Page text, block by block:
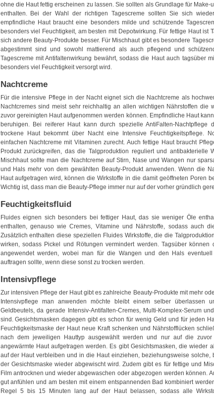
ohne die Haut fettig erscheinen zu lassen. Sie sollten als Grundlage für
enthalten. Bei der Wahl der richtigen Tagescreme sollten Sie sich
empfindliche Haut braucht eine besonders milde und schützende
besonders viel Feuchtigkeit, am besten mit Depotwirkung. Für fettige Haut ist
sich andere Beauty-Produkte besser. Für Mischhaut gibt es besondere
abgestimmt sind und sowohl mattierend als auch pflegend und
Tagescreme mit Antifaltenwirkung bewährt, sodass die Haut auch tagsüber
besonders viel Feuchtigkeit versorgt wird.
Nachtcreme
Für die intensive Pflege in der Nacht eignet sich die Nachtcreme als
Nachtcremes sind meist sehr reichhaltig an allen wichtigen Nährstoffen die
zuvor gereinigten Haut aufgenommen werden können. Empfindliche Haut
beruhigen. Bei reiferer Haut kann durch spezielle AntiFalten-Nachtpflege
trockene Haut bekommt über Nacht eine Intensive Feuchtigkeitspflege.
einfachen Nachtcreme mit Vitaminen zurecht. Auch fettige Haut braucht
Produkt zurückgreifen, das die Talgproduktion reguliert und antibakterielle
Mischhaut sollte man die Nachtcreme auf Stirn, Nase und Wangen nur
und Hals mehr von dem gewählten Beauty-Produkt anwenden. Wenn die
Haut aufgetragen wird, können die Wirkstoffe in die damit geöffneten Poren
Wichtig ist, dass man die Beauty-Pflege immer nur auf der vorher gründlich
Feuchtigkeitsfluid
Fluides eignen sich besonders bei fettiger Haut, das sie weniger Öle
enthalten, genauso wie Cremes, Vitamine und Nährstoffe, sodass auch
Zusätzlich enthalten diese speziellen Fluides Wirkstoffe, die die
wirken, sodass Pickel und Rötungen vermindert werden. Tagsüber
angewendet werden, wobei man für die Wangen und den Hals eventuell
auftragen sollte, wenn diese sonst zu trocken werden.
Intensivpflege
Zur intensiven Pflege der Haut gibt es zahlreiche Beauty-Produkte mit mehr
Intensivpflege man anwenden möchte bleibt einem selber überlassen
Geldbeutels, da gerade Intensiv-Antifalten-Cremes, Multi-Komplex-Serum
sind. Gesichtsmasken dagegen gibt es schon für wenig Geld und für jeden
Feuchtigkeitsmaske der Haut neue Kraft schenken und Nährstofflücken
nach dem jeweiligen Hauttyp ausgewählt werden und nur auf die
angewärmte Haut aufgetragen werden. Es gibt Gesichtsmasken, die wieder
auf der Haut verbleiben und in die Haut einziehen, beziehungsweise solche,
der Gesichtsmaske wieder abgewischt wird. Zudem gibt es für fettige und
Film antrocknen und wieder abgewaschen oder abgezogen werden können.
gut anfühlen und am besten mit einem entspannenden Bad kombiniert
Regel 5 bis 15 Minuten lang auf der Haut belassen, sodass alle